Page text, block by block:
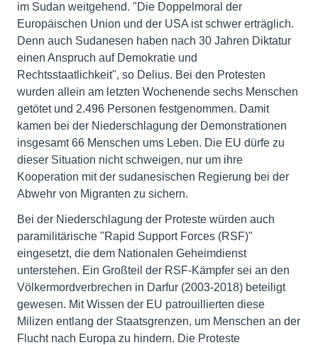
im Sudan weitgehend. "Die Doppelmoral der
Europäischen Union und der USA ist schwer erträglich.
Denn auch Sudanesen haben nach 30 Jahren Diktatur
einen Anspruch auf Demokratie und
Rechtsstaatlichkeit", so Delius. Bei den Protesten
wurden allein am letzten Wochenende sechs Menschen
getötet und 2.496 Personen festgenommen. Damit
kamen bei der Niederschlagung der Demonstrationen
insgesamt 66 Menschen ums Leben. Die EU dürfe zu
dieser Situation nicht schweigen, nur um ihre
Kooperation mit der sudanesischen Regierung bei der
Abwehr von Migranten zu sichern.
Bei der Niederschlagung der Proteste würden auch
paramilitärische "Rapid Support Forces (RSF)"
eingesetzt, die dem Nationalen Geheimdienst
unterstehen. Ein Großteil der RSF-Kämpfer sei an den
Völkermordverbrechen in Darfur (2003-2018) beteiligt
gewesen. Mit Wissen der EU patrouillierten diese
Milizen entlang der Staatsgrenzen, um Menschen an der
Flucht nach Europa zu hindern. Die Proteste